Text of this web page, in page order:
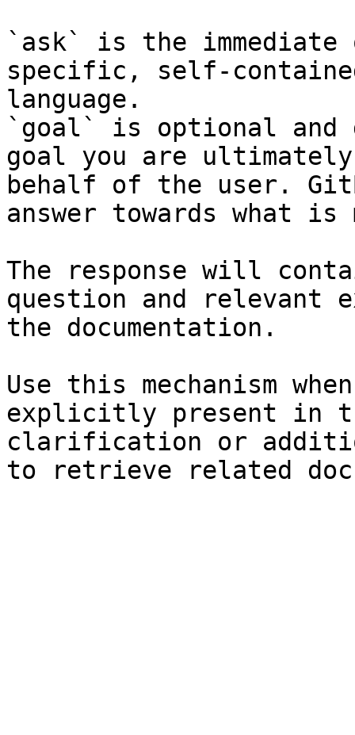
`ask` is the
specific, self-
language.
`goal` is optional and
goal you are
behalf of the user.
answer towards what
The response will
question and relevant
the documentation.
Use this mechanism
explicitly present in
clarification or